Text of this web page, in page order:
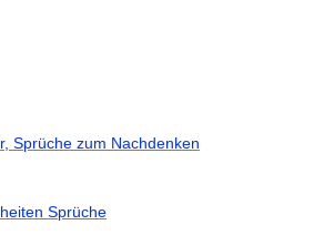
Sprüche zum Nachdenken
Sprüche